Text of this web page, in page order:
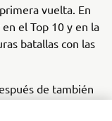
vuelta. En
el Top 10 y en la
batallas con las
de también